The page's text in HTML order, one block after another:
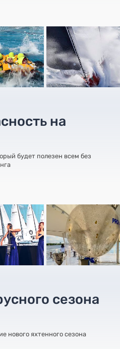
на
будет полезен всем без
сезона
нового яхтенного сезона